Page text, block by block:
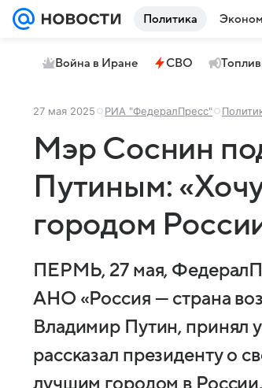
Политика
Война в Иране СВО
27 мая 2025 РИА "ФедералПресс"
Мэр Соснин
Путиным:
городом
ПЕРМЬ, 27 мая,
АНО «Россия — страна
Владимир Путин, принял
рассказал президенту о